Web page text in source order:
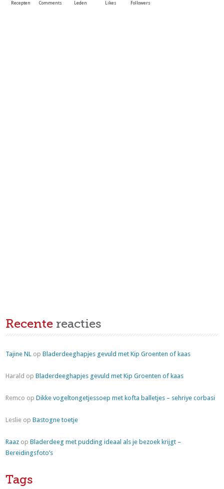
Recepten Comments Leden Likes Followers
Recente reacties
Tajine NL opBladerdeeghapjes gevuld met Kip Groenten of kaas
Harald opBladerdeeghapjes gevuld met Kip Groenten of kaas
Remco opDikke vogeltongetjessoep met kofta balletjes – sehriye corbasi
Leslie opBastogne toetje
Raaz opBladerdeeg met pudding ideaal als je bezoek krijgt –
Bereidingsfoto’s
Tags